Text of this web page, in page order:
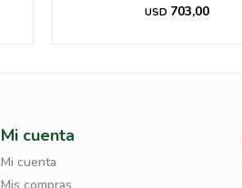
USD 703,00
Mi cuenta
Mi cuenta